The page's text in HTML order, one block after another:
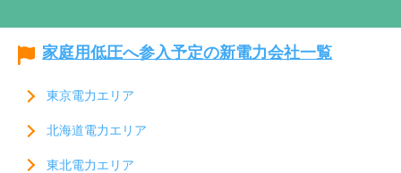
家庭用低圧へ参入予定の新電力会社一覧
東京電力エリア
北海道電力エリア
東北電力エリア